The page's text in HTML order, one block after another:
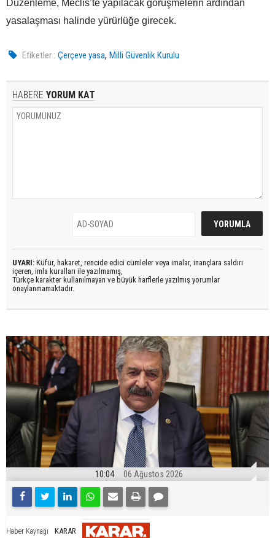
Düzenleme, Meclis’te yapılacak görüşmelerin ardından
yasalaşması halinde yürürlüğe girecek.
Etiketler : Çerçeve yasa,Milli Güvenlik Kurulu
HABERE YORUM KAT
UYARI: Küfür, hakaret, rencide edici cümleler veya imalar, inançlara saldırı
içeren, imla kuralları ile yazılmamış,
Türkçe karakter kullanılmayan ve büyük harflerle yazılmış yorumlar
onaylanmamaktadır.
10:04 06 Ağustos 2026
Haber Kaynağı KARAR